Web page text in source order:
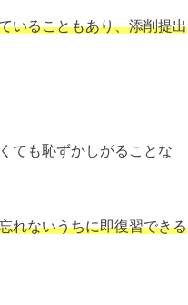
いることもあり、添削提出
ても恥ずかしがることな
れないうちに即復習できる